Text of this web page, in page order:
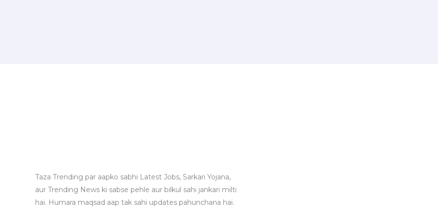
Taza Trending par aapko sabhi Latest Jobs, Sarkari Yojana,
aur Trending News ki sabse pehle aur bilkul sahi jankari milti
hai. Humara maqsad aap tak sahi updates pahunchana hai.